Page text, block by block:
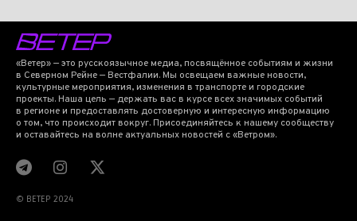
«Ветер» — это русскоязычное медиа, посвящённое событиям и жизни
в Северном Рейне — Вестфалии. Мы освещаем важные новости,
культурные мероприятия, изменения в транспорте и городские
проекты. Наша цель — держать вас в курсе всех значимых событий
в регионе и предоставлять достоверную и интересную информацию
о том, что происходит вокруг. Присоединяйтесь к нашему сообществу
и оставайтесь на волне актуальных новостей с «Ветром».
© BETEP 2024